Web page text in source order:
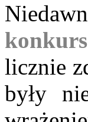
licznie
były